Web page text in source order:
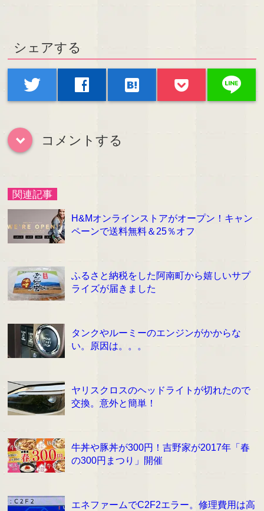
シェアする
twitter facebook hatenabookmark line
down コメントする
関連記事
H&Mオンラインストアがオープン！キャン
ペーンで送料無料＆25％オフ
ふるさと納税をした阿南町から嬉しいサプ
ライズが届きました
タンクやルーミーのエンジンがかからな
い。原因は。。。
ヤリスクロスのヘッドライトが切れたので
交換。意外と簡単！
牛丼や豚丼が300円！吉野家が2017年「春
の300円まつり」開催
エネファームでC2F2エラー。修理費用は高